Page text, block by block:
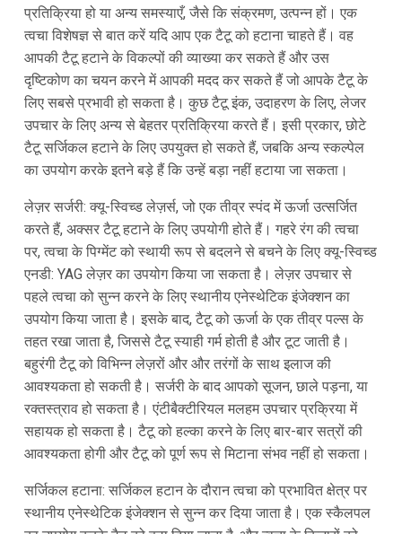
प्रतिक्रिया हो या अन्य समस्याएँ, जैसे कि संक्रमण, उत्पन्न हों। एक
त्वचा विशेषज्ञ से बात करें यदि आप एक टैटू को हटाना चाहते हैं। वह
आपकी टैटू हटाने के विकल्पों की व्याख्या कर सकते हैं और उस
दृष्टिकोण का चयन करने में आपकी मदद कर सकते हैं जो आपके टैटू के
लिए सबसे प्रभावी हो सकता है। कुछ टैटू इंक, उदाहरण के लिए, लेजर
उपचार के लिए अन्य से बेहतर प्रतिक्रिया करते हैं। इसी प्रकार, छोटे
टैटू सर्जिकल हटाने के लिए उपयुक्त हो सकते हैं, जबकि अन्य स्कल्पेल
का उपयोग करके इतने बड़े हैं कि उन्हें बड़ा नहीं हटाया जा सकता।
लेज़र सर्जरी: क्यू-स्विच्ड लेज़र्स, जो एक तीव्र स्पंद में ऊर्जा उत्सर्जित
करते हैं, अक्सर टैटू हटाने के लिए उपयोगी होते हैं। गहरे रंग की त्वचा
पर, त्वचा के पिग्मेंट को स्थायी रूप से बदलने से बचने के लिए क्यू-स्विच्ड
एनडी: YAG लेज़र का उपयोग किया जा सकता है। लेज़र उपचार से
पहले त्वचा को सुन्न करने के लिए स्थानीय एनेस्थेटिक इंजेक्शन का
उपयोग किया जाता है। इसके बाद, टैटू को ऊर्जा के एक तीव्र पल्स के
तहत रखा जाता है, जिससे टैटू स्याही गर्म होती है और टूट जाती है।
बहुरंगी टैटू को विभिन्न लेज़रों और और तरंगों के साथ इलाज की
आवश्यकता हो सकती है। सर्जरी के बाद आपको सूजन, छाले पड़ना, या
रक्तस्त्राव हो सकता है। एंटीबैक्टीरियल मलहम उपचार प्रक्रिया में
सहायक हो सकता है। टैटू को हल्का करने के लिए बार-बार सत्रों की
आवश्यकता होगी और टैटू को पूर्ण रूप से मिटाना संभव नहीं हो सकता।
सर्जिकल हटाना: सर्जिकल हटान के दौरान त्वचा को प्रभावित क्षेत्र पर
स्थानीय एनेस्थेटिक इंजेक्शन से सुन्न कर दिया जाता है। एक स्कैलपल